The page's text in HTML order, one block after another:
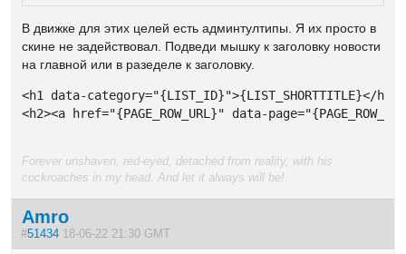
В движке для этих целей есть админтултипы. Я их просто в
скине не задействовал. Подведи мышку к заголовку новости
на главной или в разеделе к заголовку.
<h1 data-category="{LIST_ID}">{LIST_SHORTTITLE}</h1>
<h2><a href="{PAGE_ROW_URL}" data-
Forever unshaven, red-eyed, detached from reality, with his
cockroaches in my head. And let it always will be!
Amro
#51434 18-06-22 21:30 GMT